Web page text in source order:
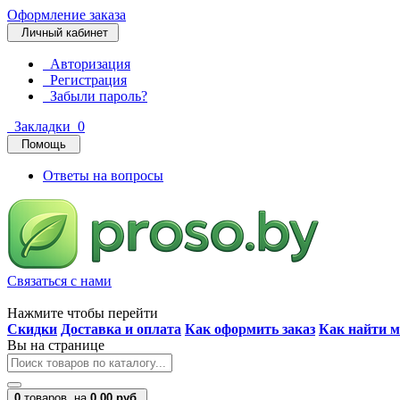
Оформление заказа
Личный кабинет
Авторизация
Регистрация
Забыли пароль?
Закладки 0
Помощь
Ответы на вопросы
Связаться с нами
Нажмите чтобы перейти
Скидки Доставка и оплата Как оформить заказ Как найти
Вы на странице